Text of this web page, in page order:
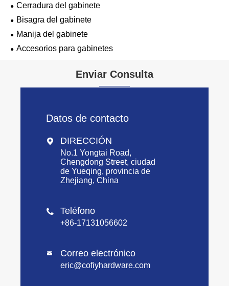
Cerradura del gabinete
Bisagra del gabinete
Manija del gabinete
Accesorios para gabinetes
Enviar Consulta
Datos de contacto
 DIRECCIÓN
No.1 Yongtai Road,
Chengdong Street, ciudad
de Yueqing, provincia de
Zhejiang, China
 Teléfono
+86-17131056602
 Correo electrónico
eric@cofiyhardware.com